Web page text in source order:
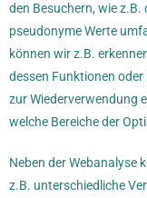
den Besuchern, wie
pseudonyme Werte
können wir z.B.
dessen Funktionen
zur Wiederverwendung
welche Bereiche der
Neben der Webanalyse
z.B. unterschiedliche